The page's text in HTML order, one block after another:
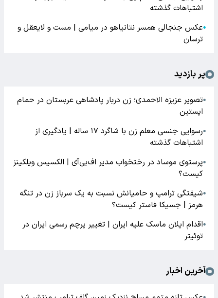
اشتباهات گذشته
●عکس جنجالی همسر نتانیاهو در میامی | مست و لایعقل و
ترسان
پر بازدید
●تصویر عزیزه الاحمدی؛ زن دربار پادشاهی عربستان در حمام
اپستین
●
رسوایی جنسی معلم زن با شاگرد ۱۷ ساله | یادگیری از
اشتباهات گذشته
●پرستوی موساد در رختخواب مدیر اف‌بی‌آی | الکسیس ویلکینز
کیست؟
●شیفتگی ترامپ و حامیانش نسبت به یک سرباز زن در تنگه
هرمز | جسیکا فاستر کیست؟
●اقدام ایلان ماسک علیه ایران | تغییر پرچم رسمی ایران در
توئیتر
آخرین اخبار